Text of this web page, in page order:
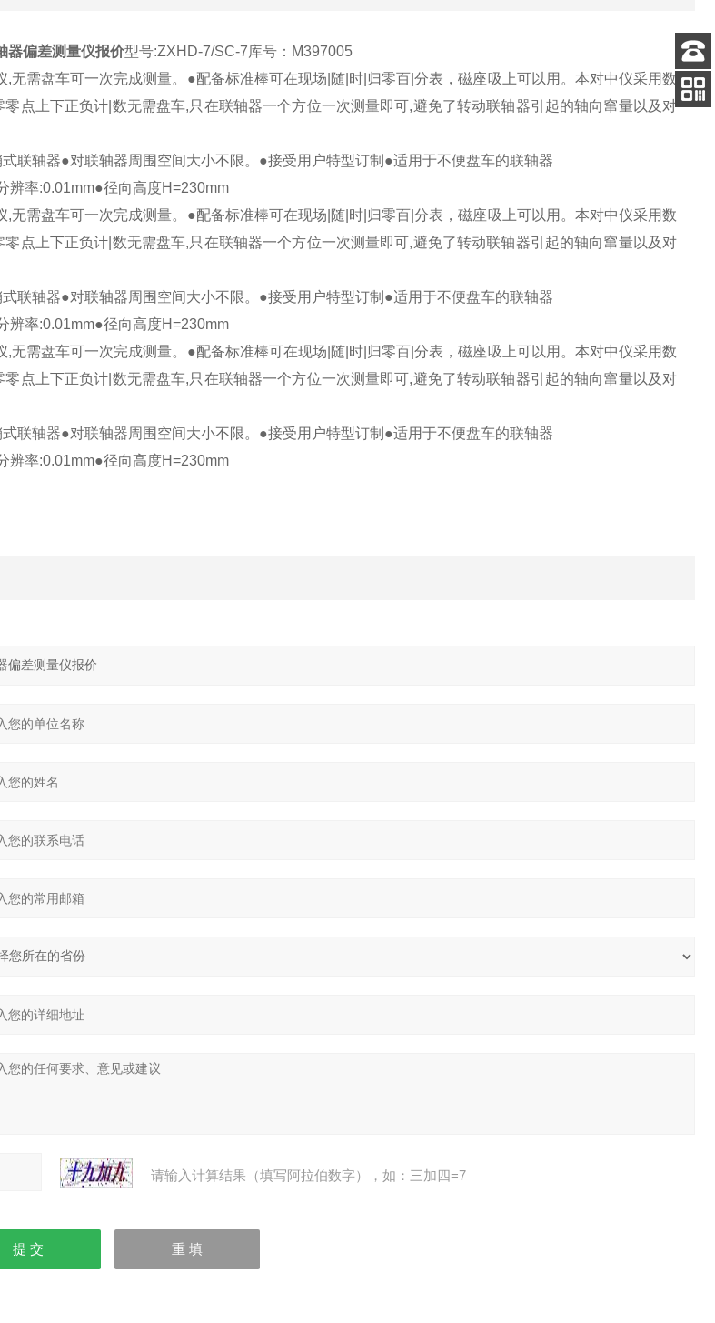
器偏差测量仪报价型号:ZXHD-7/SC-7库号：M397005
,无需盘车可一次完成测量。●配备标准棒可在现场|随|时|归零百|分表，磁座吸上可以用。本对中仪采用数
点上下正负计|数无需盘车,只在联轴器一个方位一次测量即可,避免了转动联轴器引起的轴向窜量以及对
联轴器●对联轴器周围空间大小不限。●接受用户特型订制●适用于不便盘车的联轴器
辨率:0.01mm●径向高度H=230mm
,无需盘车可一次完成测量。●配备标准棒可在现场|随|时|归零百|分表，磁座吸上可以用。本对中仪采用数
点上下正负计|数无需盘车,只在联轴器一个方位一次测量即可,避免了转动联轴器引起的轴向窜量以及对
联轴器●对联轴器周围空间大小不限。●接受用户特型订制●适用于不便盘车的联轴器
辨率:0.01mm●径向高度H=230mm
,无需盘车可一次完成测量。●配备标准棒可在现场|随|时|归零百|分表，磁座吸上可以用。本对中仪采用数
点上下正负计|数无需盘车,只在联轴器一个方位一次测量即可,避免了转动联轴器引起的轴向窜量以及对
联轴器●对联轴器周围空间大小不限。●接受用户特型订制●适用于不便盘车的联轴器
辨率:0.01mm●径向高度H=230mm
请输入计算结果（填写阿拉伯数字），如：三加四=7
客服
电话